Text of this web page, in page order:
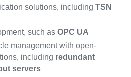
solutions, including TSN
such as OPC UA
management with open-
including redundant
servers